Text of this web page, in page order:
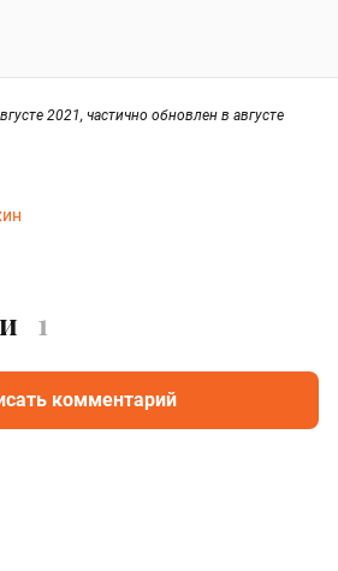
2021, частично обновлен в августе
1
комментарий